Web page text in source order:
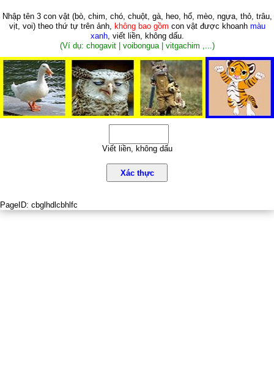
Nhập tên 3 con vật (bò, chim, chó, chuột, gà, heo, hổ, mèo, ngựa, thỏ, trâu,
vịt, voi)theo thứ tự trên ảnh, không bao gồm con vật được khoanh màu
xanh, viết liền, không dấu.
(Ví dụ: chogavit | voibongua | vitgachim ,...)
Viết liền, không dấu
Xác thực
PageID: cbglhdlcbhlfc